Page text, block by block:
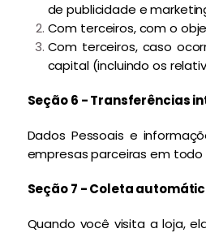
de publicidade e
Com terceiros, com o
Com terceiros, caso
capital (incluindo os
Seção 6 - Transferências
Dados Pessoais e
empresas parceiras em
Seção 7 - Coleta
Quando você visita a loja,